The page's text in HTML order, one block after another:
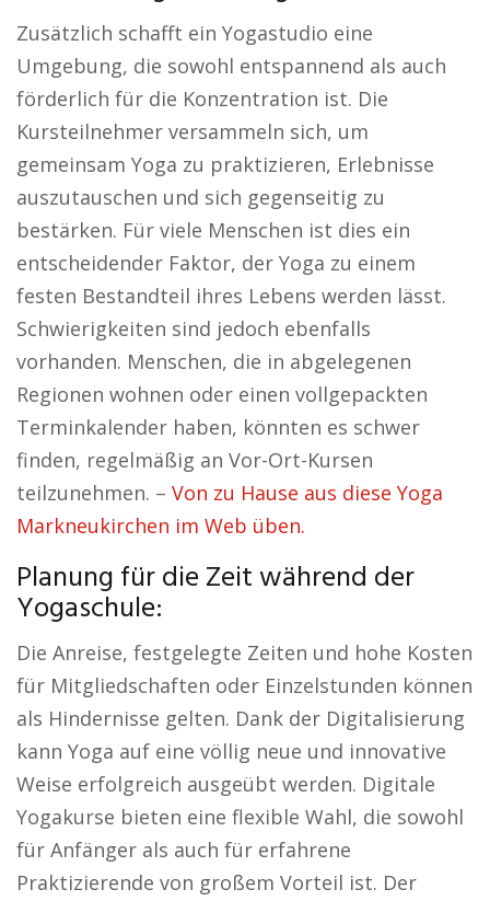
Zusätzlich schafft ein Yogastudio eine
Umgebung, die sowohl entspannend als auch
förderlich für die Konzentration ist. Die
Kursteilnehmer versammeln sich, um
gemeinsam Yoga zu praktizieren, Erlebnisse
auszutauschen und sich gegenseitig zu
bestärken. Für viele Menschen ist dies ein
entscheidender Faktor, der Yoga zu einem
festen Bestandteil ihres Lebens werden lässt.
Schwierigkeiten sind jedoch ebenfalls
vorhanden. Menschen, die in abgelegenen
Regionen wohnen oder einen vollgepackten
Terminkalender haben, könnten es schwer
finden, regelmäßig an Vor-Ort-Kursen
teilzunehmen. – Von zu Hause aus diese Yoga
Markneukirchen im Web üben.
Planung für die Zeit während der
Yogaschule:
Die Anreise, festgelegte Zeiten und hohe Kosten
für Mitgliedschaften oder Einzelstunden können
als Hindernisse gelten. Dank der Digitalisierung
kann Yoga auf eine völlig neue und innovative
Weise erfolgreich ausgeübt werden. Digitale
Yogakurse bieten eine flexible Wahl, die sowohl
für Anfänger als auch für erfahrene
Praktizierende von großem Vorteil ist. Der